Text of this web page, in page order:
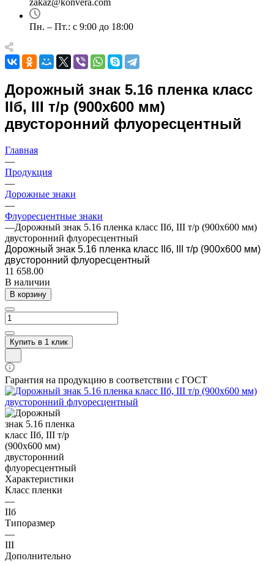
zakaz@konvera.com
Пн. – Пт.: с 9:00 до 18:00
Дорожный знак 5.16 пленка класс
IIб, III т/р (900х600 мм)
двусторонний флуоресцентный
Главная
—
Продукция
—
Дорожные знаки
—
Флуоресцентные знаки
—Дорожный знак 5.16 пленка класс IIб, III т/р (900х600 мм)
двусторонний флуоресцентный
Дорожный знак 5.16 пленка класс IIб, III т/р (900х600 мм)
двусторонний флуоресцентный
11 658.00
В наличии
В корзину
Купить в 1 клик
Гарантия на продукцию в соответствии с ГОСТ
Характеристики
Класс пленки
—
IIб
Типоразмер
—
III
Дополнительно